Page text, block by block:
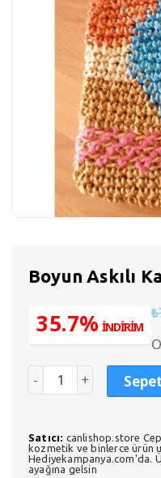
Boyun Askılı
₺
35.7% İNDİRİM
Satıcı: canlishop.store
kozmetik ve binlerce ürün
Hediyekampanya.com'da.
ayağına gelsin